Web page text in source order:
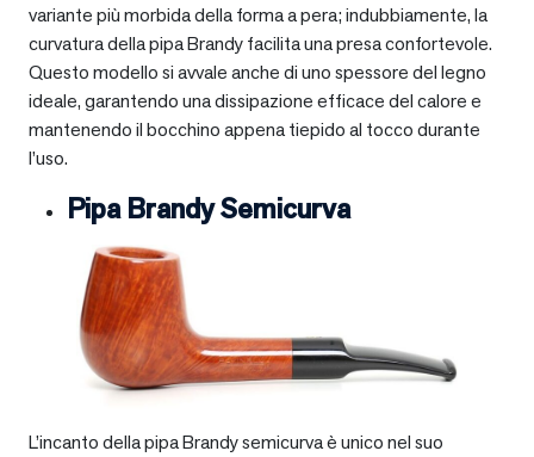
variante più morbida della forma a pera; indubbiamente, la
curvatura della pipa Brandy facilita una presa confortevole.
Questo modello si avvale anche di uno spessore del legno
ideale, garantendo una dissipazione efficace del calore e
mantenendo il bocchino appena tiepido al tocco durante
l’uso.
Pipa Brandy Semicurva
L’incanto della pipa Brandy semicurva è unico nel suo